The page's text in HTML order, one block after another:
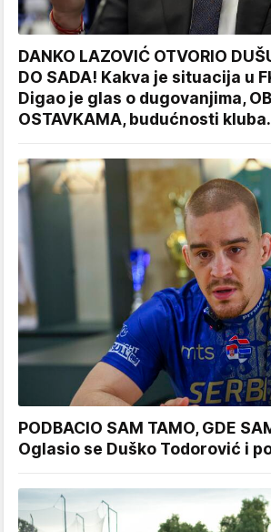
DANKO LAZOVIĆ OTVORIO
DO SADA! Kakva je situacija u
Digao je glas o dugovanjima,
OSTAVKAMA, budućnosti
PODBACIO SAM TAMO, GDE
Oglasio se Duško Todorović i